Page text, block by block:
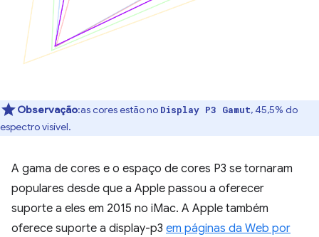
Observação:as cores estão no Display P3 Gamut, 45,5% do
espectro visível.
A gama de cores e o espaço de cores P3 se tornaram
populares desde que a Apple passou a oferecer
suporte a eles em 2015 no iMac. A Apple também
oferece suporte a display-p3 em páginas da Web por